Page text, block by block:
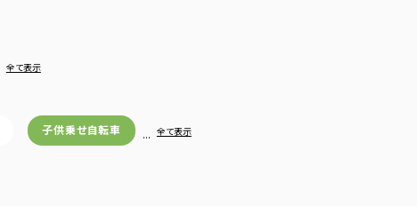
全て表示
子供乗せ自転車 … 全て表示